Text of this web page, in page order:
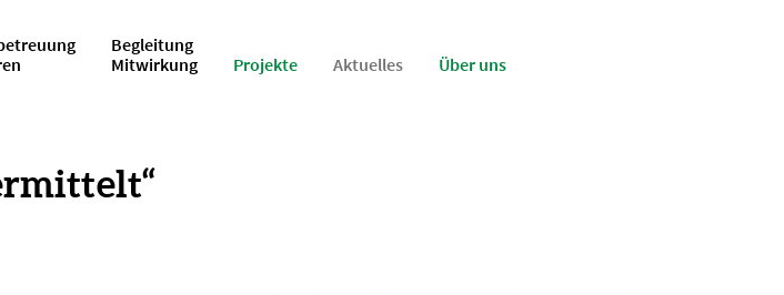
Begleitung
Mitwirkung
Projekte Aktuelles Über uns